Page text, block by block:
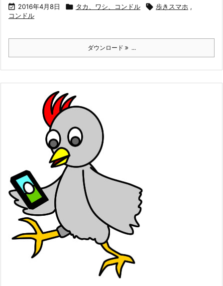
 2016年4月8日  タカ、ワシ、コンドル  歩きスマホ ,
コンドル
ダウンロード ...